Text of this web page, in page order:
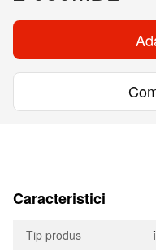
Caracteristici
Tip produs